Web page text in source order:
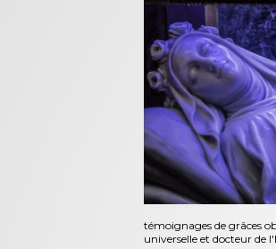
témoignages de grâces
universelle et docteur de